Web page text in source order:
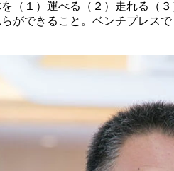
（１）運べる（２）走れる（
ができること。ベンチプレス